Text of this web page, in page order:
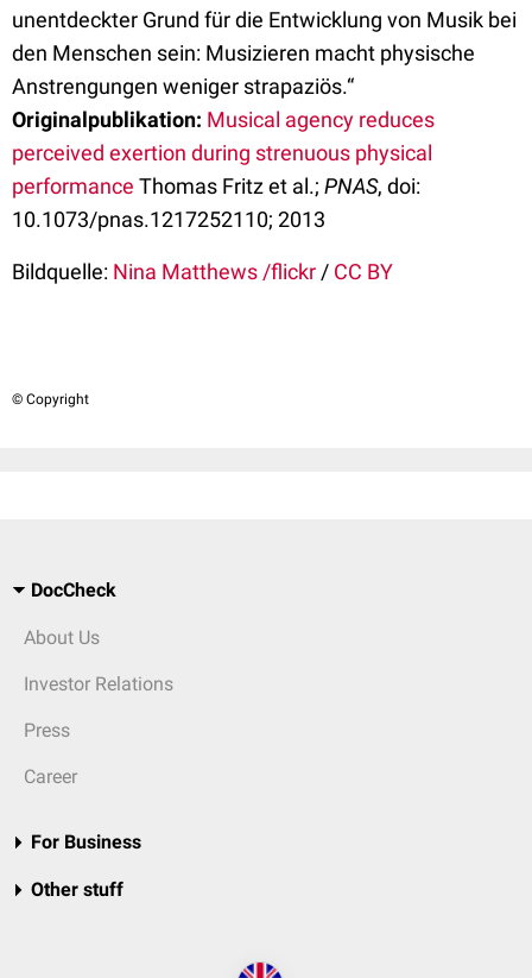
unentdeckter Grund für die Entwicklung von Musik bei
den Menschen sein: Musizieren macht physische
Anstrengungen weniger strapaziös.“
Originalpublikation: Musical agency reduces
perceived exertion during strenuous physical
performance Thomas Fritz et al.; PNAS, doi:
10.1073/pnas.1217252110; 2013
Bildquelle: Nina Matthews /flickr / CC BY
© Copyright
DocCheck
About Us
Investor Relations
Press
Career
For Business
Other stuff